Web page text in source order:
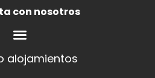
con nosotros
alojamientos